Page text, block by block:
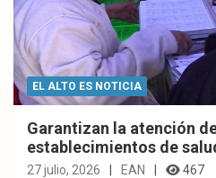
EL ALTO ES NOTICIA
Garantizan la atención
establecimientos de
27 julio, 2026 EAN 467